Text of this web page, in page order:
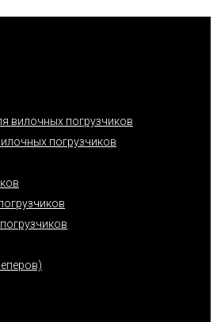
вилочных погрузчиков
погрузчиков